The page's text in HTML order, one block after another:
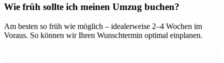
Wie früh sollte ich meinen Umzug buchen?
Am besten so früh wie möglich – idealerweise 2–4 Wochen im
Voraus. So können wir Ihren Wunschtermin optimal einplanen.